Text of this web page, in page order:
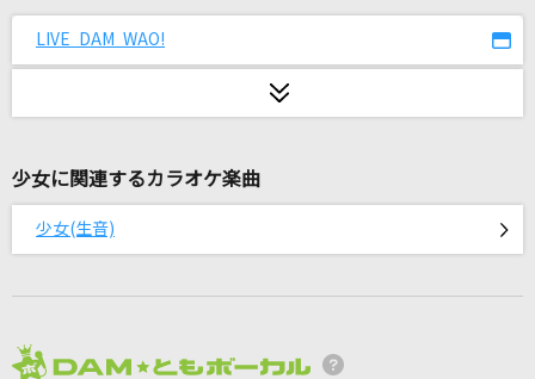
ゆるふわ樹海ガール
ANOTHER WORLD
秋がくれた切符
Mr.Children
隣で
LIVE DAM WAO!
少女に関連するカラオケ楽曲
少女(生音)